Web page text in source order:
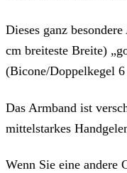
Dieses ganz
cm breiteste Breite)
(Bicone/Doppelkegel
Das Armband ist
mittelstarkes
Wenn Sie eine andere